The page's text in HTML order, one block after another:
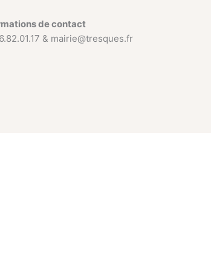
de contact
& mairie@tresques.fr